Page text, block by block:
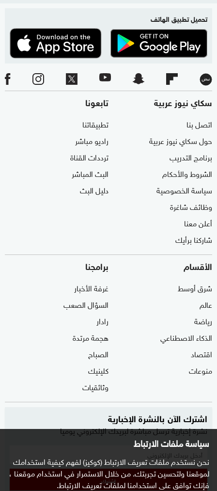
سياسة ملفات الارتباط
نحن نستخدم ملفات تعريف الارتباط (كوكيز) لفهم كيفية استخدامك
لموقعنا ولتحسين تجربتك. من خلال الاستمرار في استخدام موقعنا ،
فإنك توافق على استخدامنا لملفات تعريف الارتباط.
تحميل تطبيق الهاتف
سكاي نيوز عربية
اتصل بنا
حول سكاي نيوز عربية
برنامج التدريب
الشروط والأحكام
سياسة الخصوصية
وظائف شاغرة
أعلن معنا
شاركنا برأيك
تابعونا
تطبيقاتنا
راديو مباشر
ترددات القناة
البث المباشر
دليل البث
الأقسام
شرق أوسط
عالم
رياضة
الذكاء الاصطناعي
اقتصاد
منوعات
برامجنا
غرفة الأخبار
السؤال الصعب
رادار
هجمة مرتدة
الصباح
كلينيك
وثائقيات
اشترك الآن بالنشرة الإخبارية
نشرة إخبارية ترسل مباشرة لبريدك الإلكتروني يوميا
إشترك